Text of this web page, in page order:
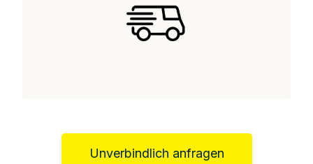
Unverbindlich anfragen